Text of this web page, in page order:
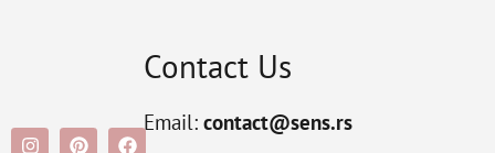
Contact Us
Email: contact@sens.rs